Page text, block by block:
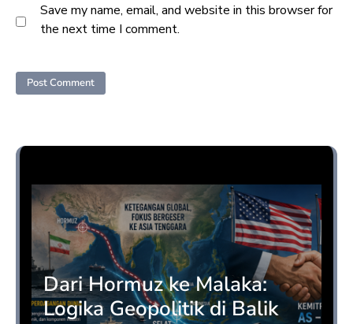
Save my name, email, and website in this browser for
the next time I comment.
Dari Hormuz ke Malaka:
Logika Geopolitik di Balik